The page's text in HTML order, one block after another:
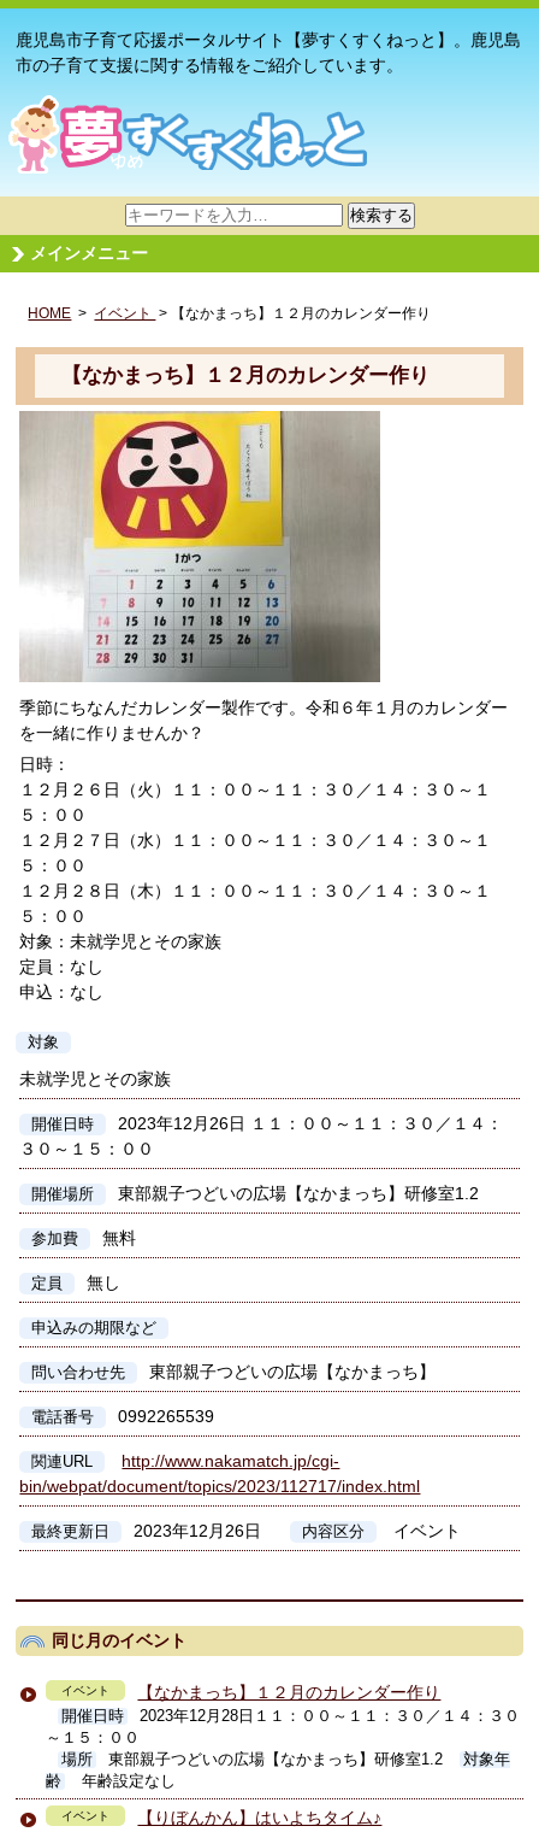
鹿児島市子育て応援ポータルサイト【夢すくすくねっと】。鹿児島
市の子育て支援に関する情報をご紹介しています。
サ
イ
ト
検
検索する
メインメニュー
HOME > イベント > 【なかまっち】１２月のカレンダー作り
【なかまっち】１２月のカレンダー作り
季節にちなんだカレンダー製作です。令和６年１月のカレンダー
を一緒に作りませんか？
日時：
１２月２６日（火）１１：００～１１：３０／１４：３０～１
５：００
１２月２７日（水）１１：００～１１：３０／１４：３０～１
５：００
１２月２８日（木）１１：００～１１：３０／１４：３０～１
５：００
対象：未就学児とその家族
定員：なし
申込：なし
対象
未就学児とその家族
開催日時
2023年12月26日 １１：００～１１：３０／１４：
３０～１５：００
開催場所 東部親子つどいの広場【なかまっち】研修室1.2
参加費 無料
定員 無し
申込みの期限など
問い合わせ先 東部親子つどいの広場【なかまっち】
電話番号 0992265539
関連URL
http://www.nakamatch.jp/cgi-
bin/webpat/document/topics/2023/112717/index.html
最終更新日 2023年12月26日 内容区分 イベント
同じ月のイベント
イベント 【なかまっち】１２月のカレンダー作り
開催日時
2023年12月28日１１：００～１１：３０／１４：３０
～１５：００
場所
東部親子つどいの広場【なかまっち】研修室1.2
対象年
齢
年齢設定なし
イベント 【りぼんかん】はいよちタイム♪